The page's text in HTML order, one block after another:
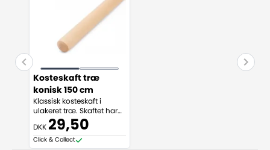
Kosteskaft træ
konisk 150 cm
Klassisk kosteskaft i
ulakeret træ. Skaftet har
en konisk spids istedet for
et gevind, og måler 150
cm.
DKK 29,50
Click & Collect